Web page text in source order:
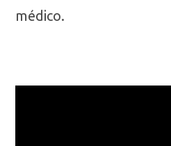
médico.